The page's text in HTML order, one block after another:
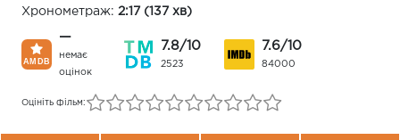
Хронометраж: 2:17 (137 хв)
—
немає
оцінок
7.8/10
2523
7.6/10
84000
Оцініть фільм: